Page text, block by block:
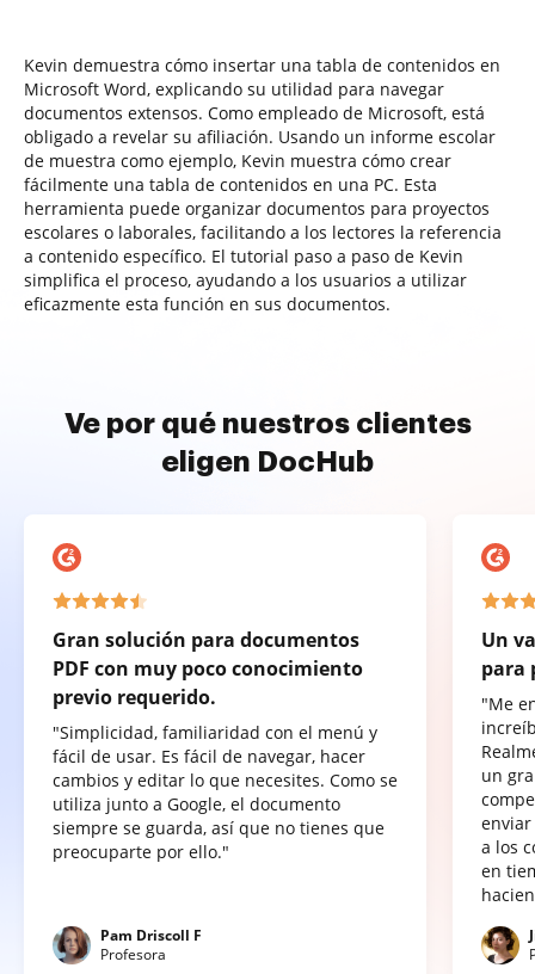
Kevin demuestra cómo insertar una tabla de contenidos en
Microsoft Word, explicando su utilidad para navegar
documentos extensos. Como empleado de Microsoft, está
obligado a revelar su afiliación. Usando un informe escolar
de muestra como ejemplo, Kevin muestra cómo crear
fácilmente una tabla de contenidos en una PC. Esta
herramienta puede organizar documentos para proyectos
escolares o laborales, facilitando a los lectores la referencia
a contenido específico. El tutorial paso a paso de Kevin
simplifica el proceso, ayudando a los usuarios a utilizar
eficazmente esta función en sus documentos.
Ve por qué nuestros clientes
eligen DocHub
Gran solución para documentos
PDF con muy poco conocimiento
previo requerido.
"Simplicidad, familiaridad con el menú y
fácil de usar. Es fácil de navegar, hacer
cambios y editar lo que necesites. Como se
utiliza junto a Google, el documento
siempre se guarda, así que no tienes que
preocuparte por ello."
Pam Driscoll F
Profesora
Un
para
"Me
un
a los
en